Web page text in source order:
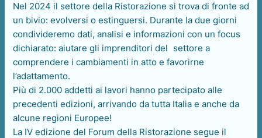
Nel 2024 il settore della Ristorazione si trova di fronte ad
un bivio: evolversi o estinguersi. Durante la due giorni
condivideremo dati, analisi e informazioni con un focus
dichiarato: aiutare gli imprenditori del settore a
comprendere i cambiamenti in atto e favorirne
l’adattamento.
Più di 2.000 addetti ai lavori hanno partecipato alle
precedenti edizioni, arrivando da tutta Italia e anche da
alcune regioni Europee!
La IV edizione del Forum della Ristorazione segue il